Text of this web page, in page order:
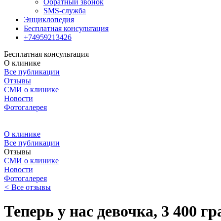
SMS-служба
Энциклопедия
Бесплатная консультация
+74959213426
Бесплатная консультация
О клинике
Все публикации
Отзывы
СМИ о клинике
Новости
Фотогалерея
О клинике
Все публикации
Отзывы
СМИ о клинике
Новости
Фотогалерея
< Все отзывы
Теперь у нас девочка, 3 400